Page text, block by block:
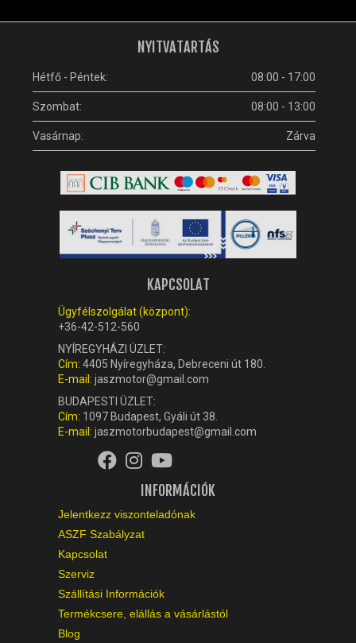
NYITVATARTÁS
Hétfő - Péntek: 08:00 - 17:00
Szombat: 08:00 - 13:00
Vasárnap: Zárva
KAPCSOLAT
Ügyfélszolgálat (központ):
+36-42-512-560
NYÍREGYHÁZI ÜZLET:
Cím: 4405 Nyíregyháza, Debreceni út 180.
E-mail: jaszmotor@gmail.com
BUDAPESTI ÜZLET:
Cím: 1097 Budapest, Gyáli út 38.
E-mail: jaszmotorbudapest@gmail.com
INFORMÁCIÓK
Jelentkezz viszonteladónak
ASZF Szabályzat
Kapcsolat
Szerviz
Szállítási Információk
Termékcsere, elállás a vásárlástól
Blog